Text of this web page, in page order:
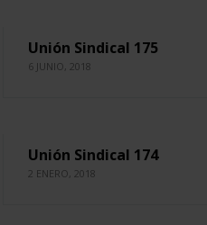
Unión Sindical 175
6 JUNIO, 2018
Unión Sindical 174
2 ENERO, 2018